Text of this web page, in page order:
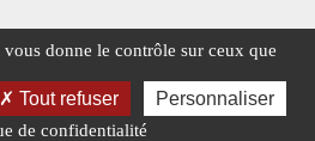
donne le contrôle sur ceux que
Tout refuser Personnaliser
de confidentialité